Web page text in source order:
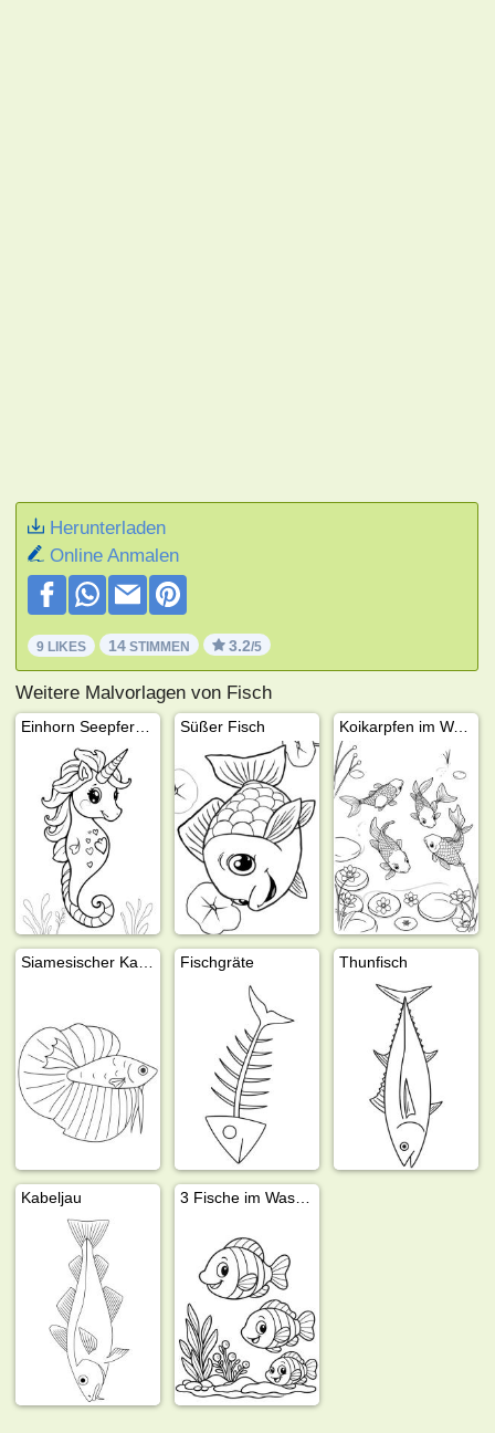
Herunterladen
Online Anmalen
9 LIKES 14 STIMMEN 3.2/5
Weitere Malvorlagen von Fisch
Süßer Fisch Koikarpfen im Wasser
Fischgräte Thunfisch
Kabeljau